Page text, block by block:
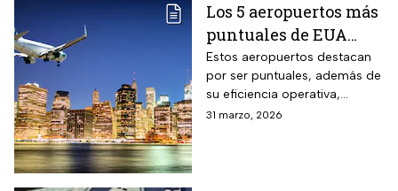
Los 5 aeropuertos más
puntuales de EUA
para viajar en Semana
Santa
Estos aeropuertos destacan
por ser puntuales, además de
su eficiencia operativa,
gestión del flujo de pasajeros
31 marzo, 2026